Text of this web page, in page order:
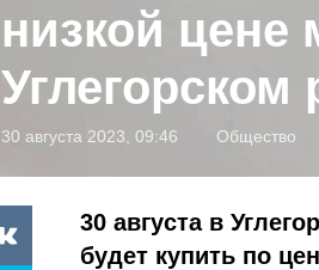
низкой цене
Углегорском
30 августа 2023, 09:46 Общество
30 августа в
будет купить по